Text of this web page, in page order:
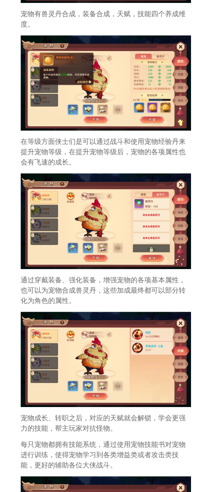
宠物有兽灵丹合成，装备合成，天赋，技能四个养成维
度。
在等级方面侠士们是可以通过战斗和使用宠物经验丹来
提升宠物等级，在提升宠物等级后，宠物的各项属性也
会有飞速的成长。
通过穿戴装备、强化装备，增强宠物的各项基本属性，
也可以为宠物合成兽灵丹，这些加成最终都可以部分转
化为角色的属性。
宠物成长、转职之后，对应的天赋就会解锁，学会更强
力的技能，帮主玩家对抗怪物。
每只宠物都拥有技能系统，通过使用宠物技能书对宠物
进行训练，使得宠物学习到各类增益类或者攻击类技
能，更好的辅助各位大侠战斗。